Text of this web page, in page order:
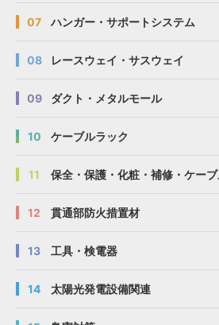
07 ハンガー・サポートシステム
08 レースウェイ・サスウェイ
09 ダクト・メタルモール
10 ケーブルラック
11 保全・保護・化粧・補修・ケー
12 貫通部防火措置材
13 工具・検電器
14 太陽光発電設備関連